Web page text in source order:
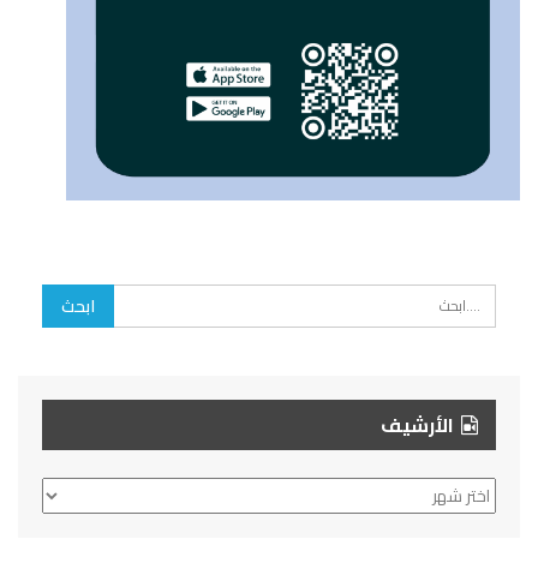
الأرشيف
الأرشيف